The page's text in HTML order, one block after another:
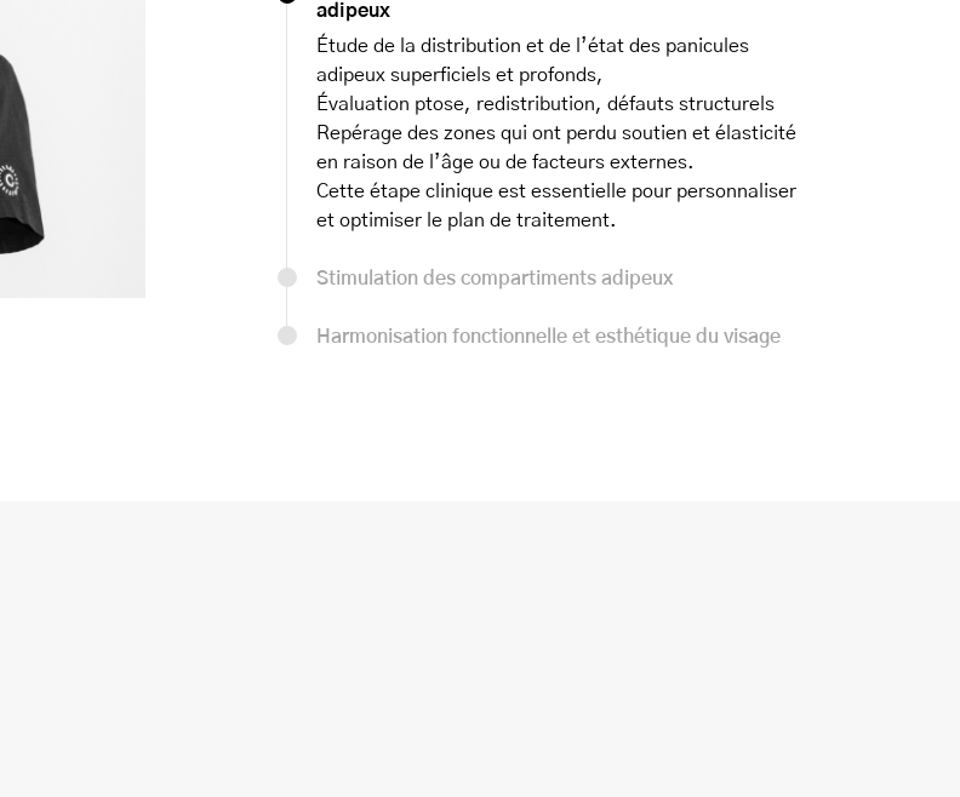
adipeux
Étude de la distribution et de l’état des panicules
adipeux superficiels et profonds,
Évaluation ptose, redistribution, défauts structurels
Repérage des zones qui ont perdu soutien et élasticité
en raison de l’âge ou de facteurs externes.
Cette étape clinique est essentielle pour personnaliser
et optimiser le plan de traitement.
Stimulation des compartiments adipeux
Harmonisation fonctionnelle et esthétique du visage